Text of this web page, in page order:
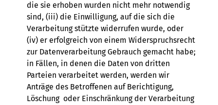
die sie erhoben wurden nicht mehr notwendig
sind, (iii) die Einwilligung, auf die sich die
Verarbeitung stützte widerrufen wurde, oder
(iv) er erfolgreich von einem Widerspruchsrecht
zur Datenverarbeitung Gebrauch gemacht habe;
in Fällen, in denen die Daten von dritten
Parteien verarbeitet werden, werden wir
Anträge des Betroffenen auf Berichtigung,
Löschung oder Einschränkung der Verarbeitung